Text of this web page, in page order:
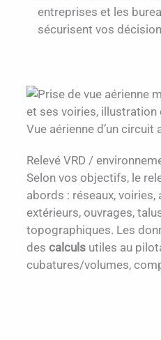
entreprises et les
sécurisent vos
Vue aérienne d’un circuit
Relevé VRD /
Selon vos objectifs, le
abords : réseaux, voiries,
extérieurs, ouvrages,
topographiques. Les
des calculs utiles au
cubatures/volumes,